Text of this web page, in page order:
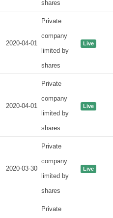
shares
2020-04-01
Private
company
limited by
shares
Live
2020-04-01
Private
company
limited by
shares
Live
2020-03-30
Private
company
limited by
shares
Live
Private